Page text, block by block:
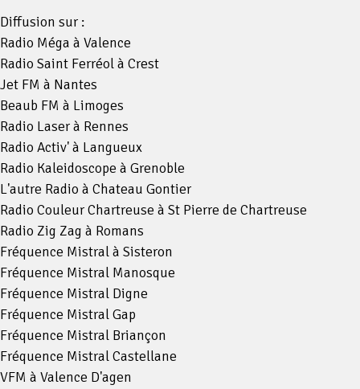
Diffusion sur :
Radio Méga à Valence
Radio Saint Ferréol à Crest
Jet FM à Nantes
Beaub FM à Limoges
Radio Laser à Rennes
Radio Activ' à Langueux
Radio Kaleidoscope à Grenoble
L'autre Radio à Chateau Gontier
Radio Couleur Chartreuse à St Pierre de Chartreuse
Radio Zig Zag à Romans
Fréquence Mistral à Sisteron
Fréquence Mistral Manosque
Fréquence Mistral Digne
Fréquence Mistral Gap
Fréquence Mistral Briançon
Fréquence Mistral Castellane
VFM à Valence D'agen